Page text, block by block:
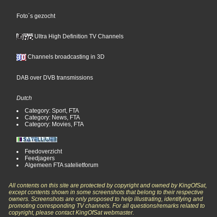
Foto´s gezocht
Ultra High Definition TV Channels
Channels broadcasting in 3D
DAB over DVB transmissions
Dutch
Category: Sport, FTA
Category: News, FTA
Category: Movies, FTA
Feedoverzicht
Feedjagers
Algemeen FTA satelietforum
All contents on this site are protected by copyright and owned by KingOfSat,
except contents shown in some screenshots that belong to their respective
owners. Screenshots are only proposed to help illustrating, identifying and
promoting corresponding TV channels. For all questions/remarks related to
copyright, please contact KingOfSat webmaster.